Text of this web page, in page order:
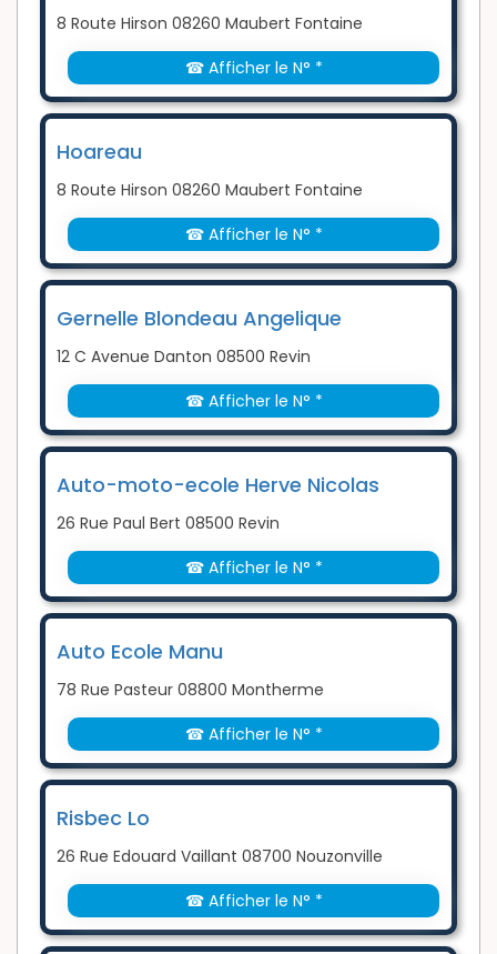
8 Route Hirson 08260 Maubert Fontaine
☎ Afficher le N° *
Hoareau
8 Route Hirson 08260 Maubert Fontaine
☎ Afficher le N° *
Gernelle Blondeau Angelique
12 C Avenue Danton 08500 Revin
☎ Afficher le N° *
Auto-moto-ecole Herve Nicolas
26 Rue Paul Bert 08500 Revin
☎ Afficher le N° *
Auto Ecole Manu
78 Rue Pasteur 08800 Montherme
☎ Afficher le N° *
Risbec Lo
26 Rue Edouard Vaillant 08700 Nouzonville
☎ Afficher le N° *